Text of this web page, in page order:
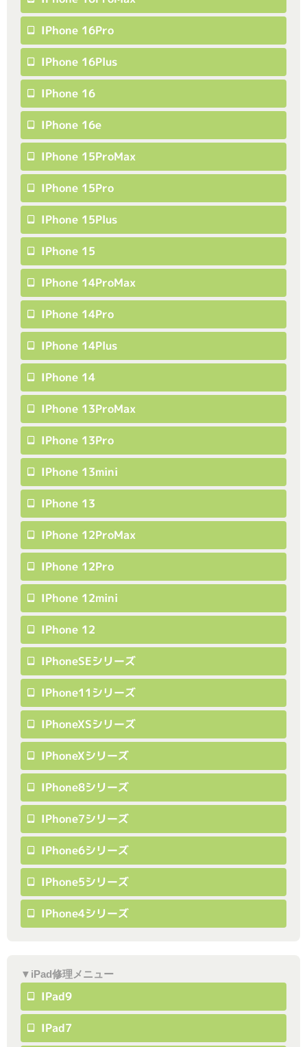
IPhone 16Pro
IPhone 16Plus
IPhone 16
IPhone 16e
IPhone 15ProMax
IPhone 15Pro
IPhone 15Plus
IPhone 15
IPhone 14ProMax
IPhone 14Pro
IPhone 14Plus
IPhone 14
IPhone 13ProMax
IPhone 13Pro
IPhone 13mini
IPhone 13
IPhone 12ProMax
IPhone 12Pro
IPhone 12mini
IPhone 12
IPhoneSEシリーズ
IPhone11シリーズ
IPhoneXSシリーズ
IPhoneXシリーズ
IPhone8シリーズ
IPhone7シリーズ
IPhone6シリーズ
IPhone5シリーズ
IPhone4シリーズ
▼iPad修理メニュー
IPad9
IPad7